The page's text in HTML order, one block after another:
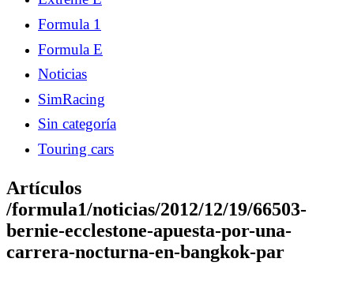
Formula 1
Formula E
Noticias
SimRacing
Sin categoría
Touring cars
Artículos
/formula1/noticias/2012/12/19/66503-
bernie-ecclestone-apuesta-por-una-
carrera-nocturna-en-bangkok-par